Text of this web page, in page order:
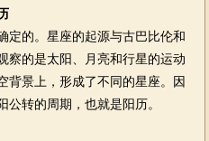
的。星座的起源与古巴比伦和
察的是太阳、月亮和行星的运动
背景上，形成了不同的星座。因
转的周期，也就是阳历。